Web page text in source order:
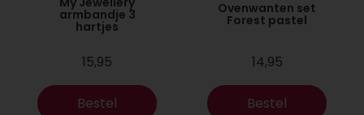
armbandje 3
hartjes
15,95
Bestel
Ovenwanten set
Forest pastel
14,95
Bestel